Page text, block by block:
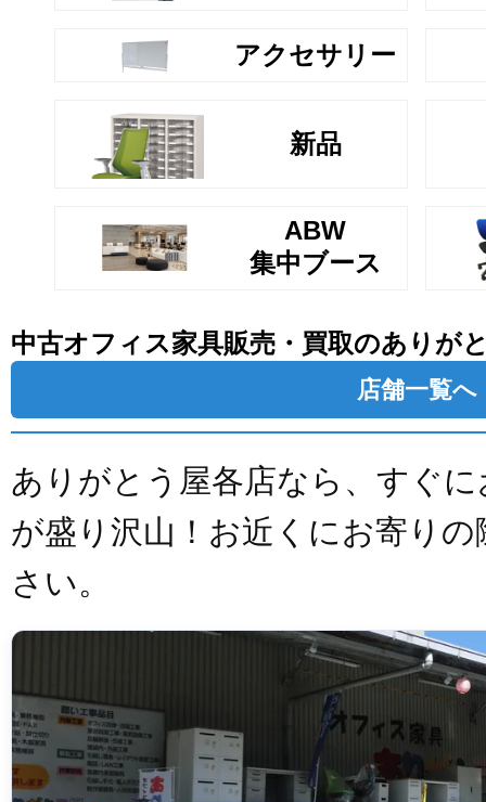
アクセサリー
新品
ABW
集中ブース
中古オフィス家具販売・買取のありが
店舗一覧へ
ありがとう屋各店なら、すぐ
が盛り沢山！お近くにお寄り
さい。